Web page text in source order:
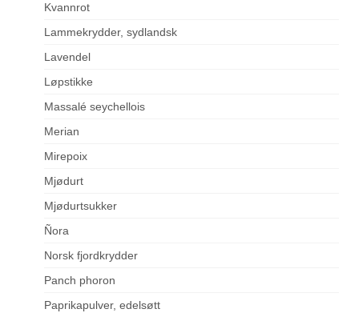
Kvannrot
Lammekrydder, sydlandsk
Lavendel
Løpstikke
Massalé seychellois
Merian
Mirepoix
Mjødurt
Mjødurtsukker
Ñora
Norsk fjordkrydder
Panch phoron
Paprikapulver, edelsøtt